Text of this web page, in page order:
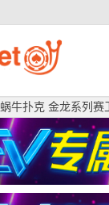
蜗牛扑克 金龙系列